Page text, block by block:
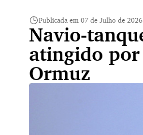
Publicada em 07 de Julho de
Navio-
atingido
Ormuz